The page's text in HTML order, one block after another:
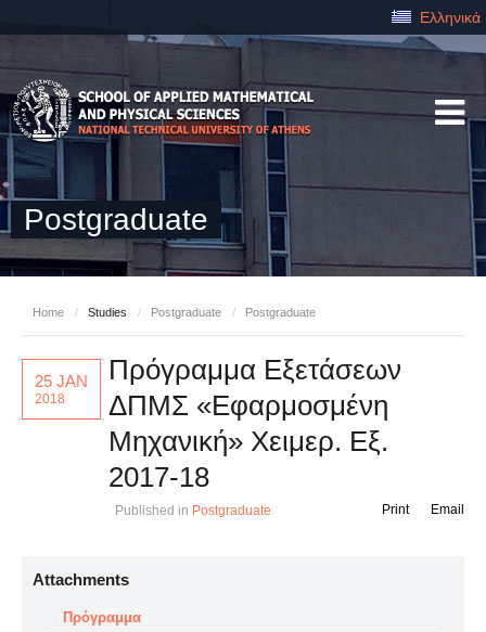
Ελληνικά
Postgraduate
Home / Studies / Postgraduate / Postgraduate
25 JAN
2018
Πρόγραμμα Εξετάσεων
ΔΠΜΣ «Εφαρμοσμένη
Μηχανική» Χειμερ. Εξ.
2017-18
Published in Postgraduate Email
Print
Attachments
Πρόγραμμα